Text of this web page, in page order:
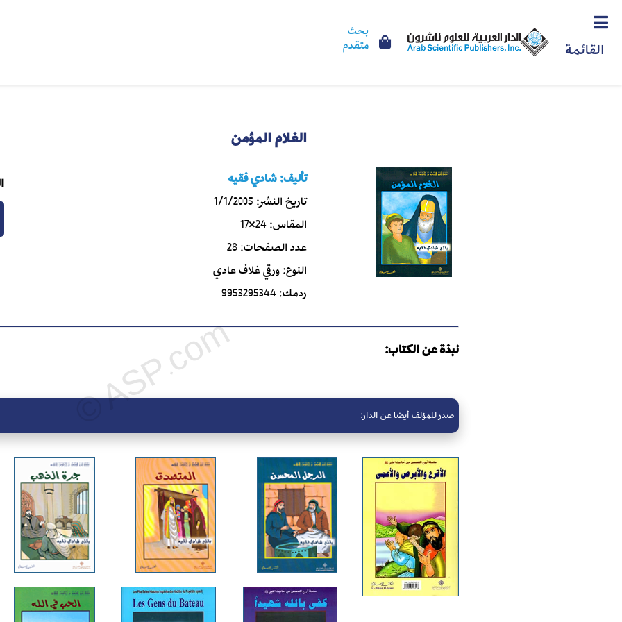
القائمة
بحث
متقدم
الغلام المؤمن
تأليف:شادي فقيه
تاريخ النشر:1/1/2005
المقاس:24×17
عدد الصفحات:28
النوع:ورقي غلاف عادي
ردمك:9953295344
نبذة عن الكتاب:
صدر للمؤلف أيضا عن الدار: